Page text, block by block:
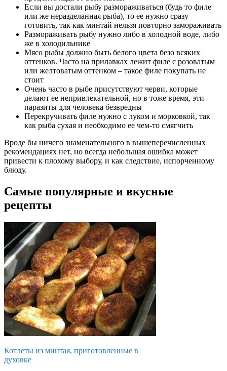
Если вы достали рыбу размораживаться (будь то филе
или же неразделанная рыба), то ее нужно сразу
готовить, так как минтай нельзя повторно замораживать
Размораживать рыбу нужно либо в холодной воде, либо
же в холодильнике
Мясо рыбы должно быть белого цвета безо всяких
оттенков. Часто на прилавках лежит филе с розоватым
или желтоватым оттенком – такое филе покупать не
стоит
Очень часто в рыбе присутствуют черви, которые
делают ее непривлекательной, но в тоже время, эти
паразиты для человека безвредны
Перекручивать филе нужно с луком и морковкой, так
как рыба сухая и необходимо ее чем-то смягчить
Вроде бы ничего знаменательного в вышеперечисленных
рекомендациях нет, но всегда небольшая ошибка может
привести к плохому выбору, и как следствие, испорченному
блюду.
Самые популярные и вкусные
рецепты
Котлеты из минтая, приготовленные в
духовке